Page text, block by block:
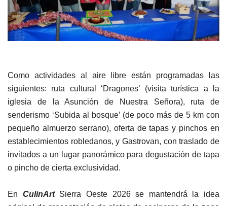
Como actividades al aire libre están programadas las
siguientes: ruta cultural ‘Dragones’ (visita turística a la
iglesia de la Asunción de Nuestra Señora), ruta de
senderismo ‘Subida al bosque’ (de poco más de 5 km con
pequeño almuerzo serrano), oferta de tapas y pinchos en
establecimientos robledanos, y Gastrovan, con traslado de
invitados a un lugar panorámico para degustación de tapa
o pincho de cierta exclusividad.
En CulinArtSierra Oeste 2026 se mantendrá la idea